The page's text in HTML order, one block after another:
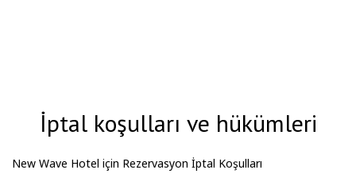
İptal koşulları ve hükümleri
New Wave Hotel için Rezervasyon İptal Koşulları